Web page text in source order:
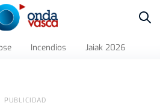
Incendios Jaiak 2026